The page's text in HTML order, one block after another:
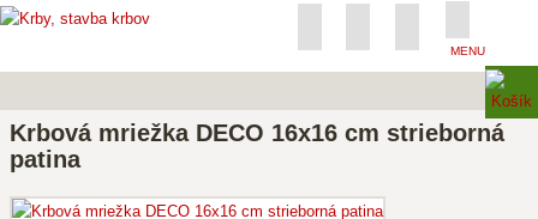
MENU
Krbová mriežka DECO 16x16 cm strieborná
patina